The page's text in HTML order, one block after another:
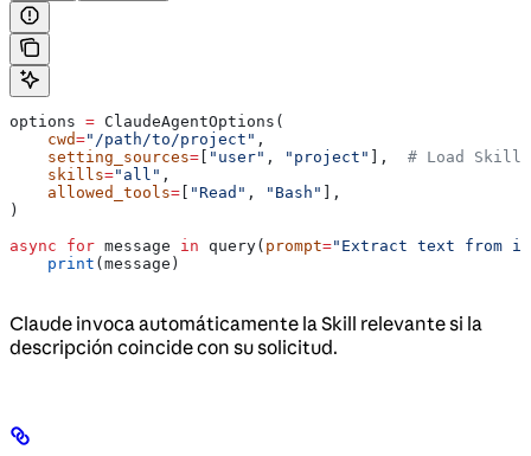
options = ClaudeAgentOptions(
    cwd
="/path/to/project" ,
    setting_sources
= "user" , "project" ], # Load
    skills
="all" ,
    allowed_tools
= "Read" , "Bash"
],
)
async for message in query( prompt="Extract text from
    print
(message)
Claude invoca automáticamente la Skill relevante si la
descripción coincide con su solicitud.